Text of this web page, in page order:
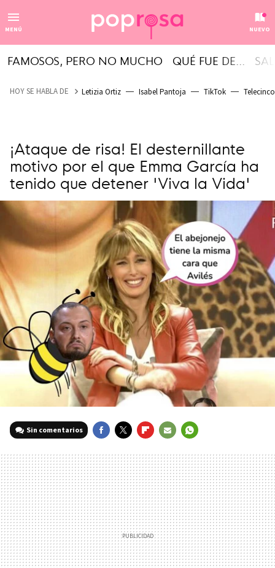
MENÚ NUEVO
FAMOSOS, PERO NO MUCHO QUÉ FUE DE...
HOY SE HABLA DE Letizia Ortiz Isabel Pantoja TikTok Telecinco
¡Ataque de risa! El desternillante
motivo por el que Emma García ha
tenido que detener 'Viva la Vida'
Sin comentarios
MAIL